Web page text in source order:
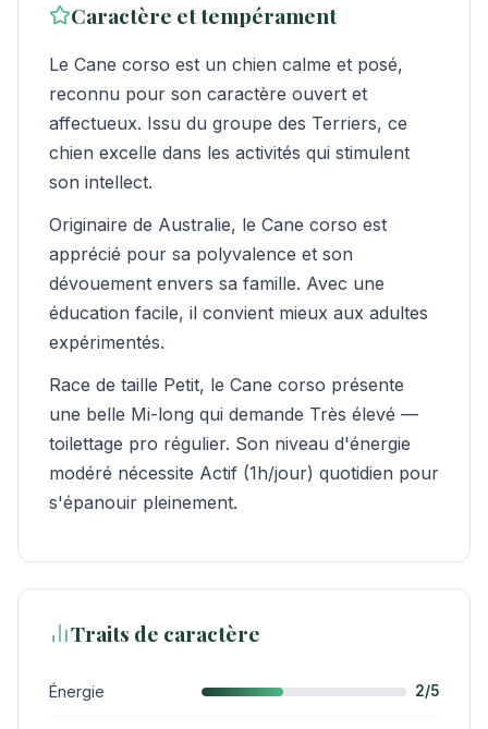
Caractère et tempérament
Le Cane corso est un chien calme et posé,
reconnu pour son caractère ouvert et
affectueux. Issu du groupe des Terriers, ce
chien excelle dans les activités qui stimulent
son intellect.
Originaire de Australie, le Cane corso est
apprécié pour sa polyvalence et son
dévouement envers sa famille. Avec une
éducation facile, il convient mieux aux adultes
expérimentés.
Race de taille Petit, le Cane corso présente
une belle Mi-long qui demande Très élevé —
toilettage pro régulier. Son niveau d'énergie
modéré nécessite Actif (1h/jour) quotidien pour
s'épanouir pleinement.
Traits de caractère
Énergie 2/5